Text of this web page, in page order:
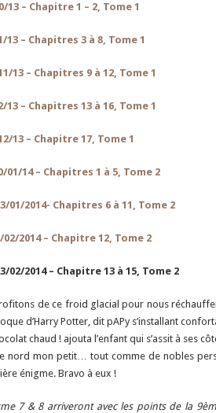
13 – Chapitre 1 – 2, Tome 1
13 – Chapitres 3 à 8, Tome 1
13 – Chapitres 9 à 12, Tome 1
13 – Chapitres 13 à 16, Tome 1
13 – Chapitre 17, Tome 1
01/14 – Chapitres 1 à 5, Tome 2
01/2014- Chapitres 6 à 11, Tome 2
2014 – Chapitre 12, Tome 2
02/2014 – Chapitre 13 à 15, Tome 2
de ce froid glacial pour nous
d’Harry Potter, dit pAPy s’installant
chaud ! ajouta l’enfant qui s’assit à ses
nord mon petit… tout comme de nobles
énigme. Bravo à eux !
7 & 8 arriveront avec les points de la